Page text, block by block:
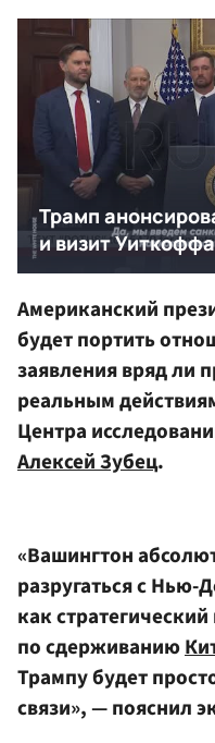
Американский
будет портить
заявления вряд ли
реальным
Центра
Алексей Зубец.
«Вашингтон
разругаться с Нью-
как
по сдерживанию
Трампу будет
связи», — пояснил